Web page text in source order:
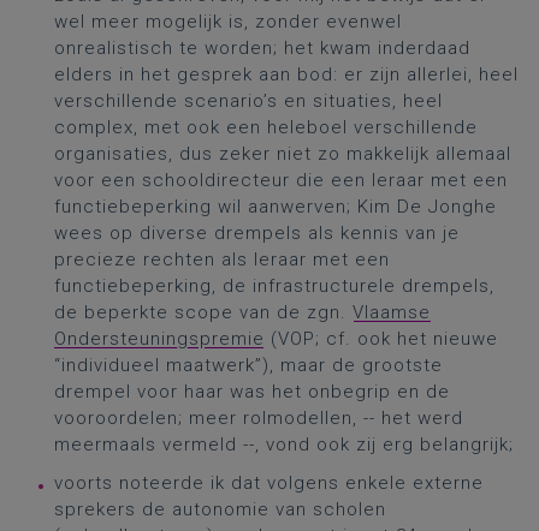
wel meer mogelijk is, zonder evenwel
onrealistisch te worden; het kwam inderdaad
elders in het gesprek aan bod: er zijn allerlei, heel
verschillende scenario’s en situaties, heel
complex, met ook een heleboel verschillende
organisaties, dus zeker niet zo makkelijk allemaal
voor een schooldirecteur die een leraar met een
functiebeperking wil aanwerven; Kim De Jonghe
wees op diverse drempels als kennis van je
precieze rechten als leraar met een
functiebeperking, de infrastructurele drempels,
de beperkte scope van de zgn. Vlaamse
Ondersteuningspremie (VOP; cf. ook het nieuwe
“individueel maatwerk”), maar de grootste
drempel voor haar was het onbegrip en de
vooroordelen; meer rolmodellen, -- het werd
meermaals vermeld --, vond ook zij erg belangrijk;
voorts noteerde ik dat volgens enkele externe
sprekers de autonomie van scholen